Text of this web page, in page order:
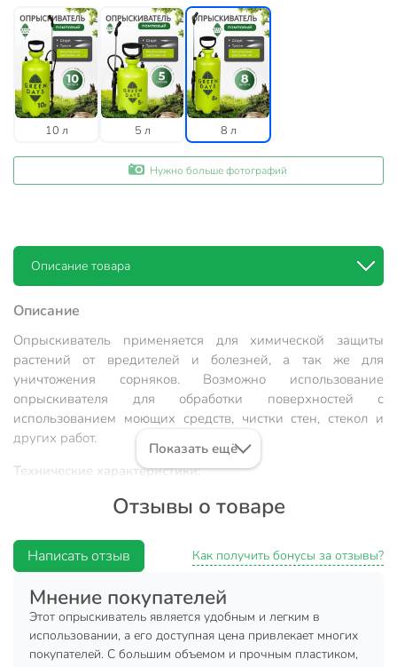
10 л 5 л 8 л
Нужно больше фотографий
Описание товара
Описание
Опрыскиватель применяется для химической защиты
растений от вредителей и болезней, а так же для
уничтожения сорняков. Возможно использование
опрыскивателя для обработки поверхностей с
использованием моющих средств, чистки стен, стекол и
других работ.
Технические характеристики:
Объем заливаемой жидкости: не более 7 л.
Габариты бака: 175х200х535 мм.
Длина шланга: 1.2 м.
Длина ремня: 115 см.
Диаметр резьбы ручки для присоединения шланга:
Показать ещё
Отзывы о товаре
Написать отзыв Как получить бонусы за отзывы?
Мнение покупателей
Этот опрыскиватель является удобным и легким в
использовании, а его доступная цена привлекает многих
покупателей. С большим объемом и прочным пластиком,